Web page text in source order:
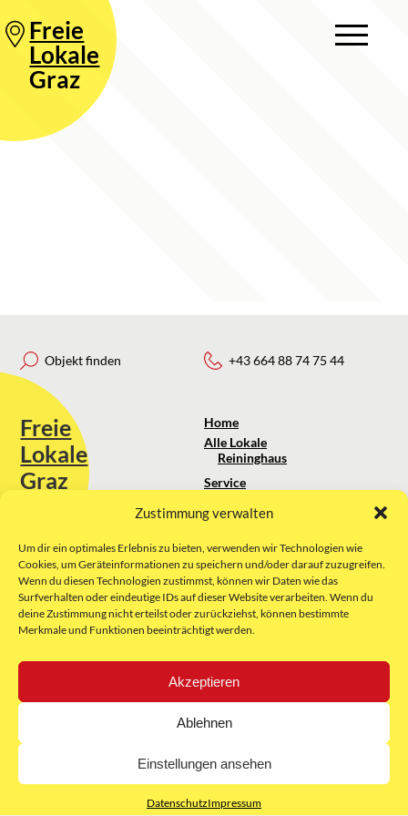
Zustimmung verwalten
Um dir ein optimales Erlebnis zu bieten, verwenden wir Technologien wie
Cookies, um Geräteinformationen zu speichern und/oder darauf zuzugreifen.
Wenn du diesen Technologien zustimmst, können wir Daten wie das
Surfverhalten oder eindeutige IDs auf dieser Website verarbeiten. Wenn du
deine Zustimmung nicht erteilst oder zurückziehst, können bestimmte
Merkmale und Funktionen beeinträchtigt werden.
Akzeptieren
Ablehnen
Einstellungen ansehen
DatenschutzImpressum
Freie
Lokale
Graz
Objekt finden
Freie
Lokale
Graz
Sie erreichen uns unter:
kontakt@freielokale-graz.at
Website by Rubikon Werbeagentur
GmbH
+43 664 88 74 75 44
Home
Alle Lokale
Reininghaus
Service
Über uns
Impressum
AGB
Datenschutz
E-Mail